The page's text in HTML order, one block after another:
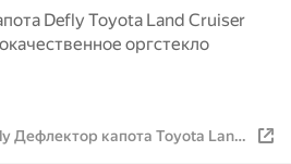
Defly Toyota Land Cruiser
оргстекло
Дефлектор капота Toyota Land